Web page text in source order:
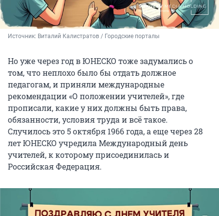
Источник: Виталий Калистратов / Городские порталы
Но уже через год в ЮНЕСКО тоже задумались о
том, что неплохо было бы отдать должное
педагогам, и приняли международные
рекомендации «О положении учителей», где
прописали, какие у них должны быть права,
обязанности, условия труда и всё такое.
Случилось это 5 октября 1966 года, а еще через 28
лет ЮНЕСКО учредила Международный день
учителей, к которому присоединилась и
Российская Федерация.